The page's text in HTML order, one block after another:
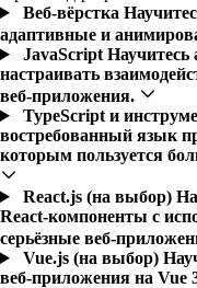
Веб-вёрстка
адаптивные и
JavaScript Научитесь
настраивать
веб-приложения.
TypeScript и
востребованный язык
которым пользуется
React.js (на выбор)
React-компоненты с
серьёзные веб-
Vue.js (на выбор)
веб-приложения на Vue